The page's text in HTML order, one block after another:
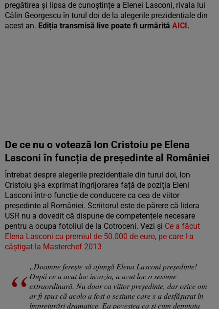
pregătirea și lipsa de cunoștințe a Elenei Lasconi, rivala lui
Călin Georgescu în turul doi de la alegerile prezidențiale din
acest an. Ediția transmisă live poate fi urmărită AICI.
De ce nu o votează Ion Cristoiu pe Elena
Lasconi în funcția de președinte al României
Întrebat despre alegerile prezidențiale din turul doi, Ion
Cristoiu și-a exprimat îngrijorarea față de poziția Eleni
Lasconi într-o funcție de conducere ca cea de viitor
președinte al României. Scriitorul este de părere că lidera
USR nu a dovedit că dispune de competențele necesare
pentru a ocupa fotoliul de la Cotroceni. Vezi și Ce a făcut
Elena Lasconi cu premiul de 50.000 de euro, pe care l-a
câștigat la Masterchef 2013
„Doamne ferește să ajungă Elena Lasconi președinte!
După ce a avut loc invazia, a avut loc o sesiune
extraordinară. Nu doar ca viitor președinte, dar orice om
ar fi spus că acolo a fost o sesiune care s-a desfășurat în
împrejurări dramatice. Ea povestea ca și cum deputata